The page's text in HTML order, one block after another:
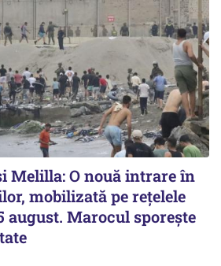
Melilla: O nouă intrare în
mobilizată pe rețelele
august. Marocul sporește